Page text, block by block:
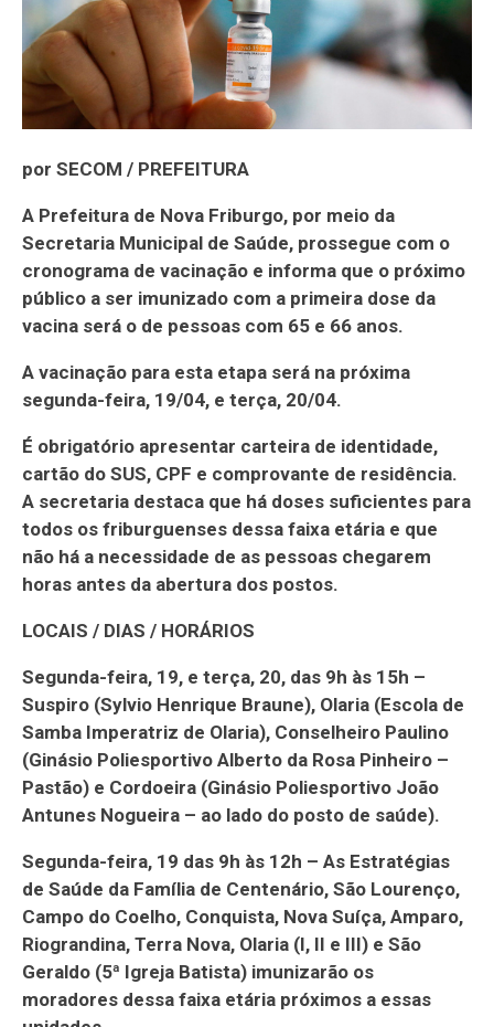
por SECOM / PREFEITURA
A Prefeitura de Nova Friburgo, por meio da
Secretaria Municipal de Saúde, prossegue com o
cronograma de vacinação e informa que o próximo
público a ser imunizado com a primeira dose da
vacina será o de pessoas com 65 e 66 anos.
A vacinação para esta etapa será na próxima
segunda-feira, 19/04, e terça, 20/04.
É obrigatório apresentar carteira de identidade,
cartão do SUS, CPF e comprovante de residência.
A secretaria destaca que há doses suficientes para
todos os friburguenses dessa faixa etária e que
não há a necessidade de as pessoas chegarem
horas antes da abertura dos postos.
LOCAIS / DIAS / HORÁRIOS
Segunda-feira, 19, e terça, 20, das 9h às 15h –
Suspiro (Sylvio Henrique Braune), Olaria (Escola de
Samba Imperatriz de Olaria), Conselheiro Paulino
(Ginásio Poliesportivo Alberto da Rosa Pinheiro –
Pastão) e Cordoeira (Ginásio Poliesportivo João
Antunes Nogueira – ao lado do posto de saúde).
Segunda-feira, 19 das 9h às 12h – As Estratégias
de Saúde da Família de Centenário, São Lourenço,
Campo do Coelho, Conquista, Nova Suíça, Amparo,
Riograndina, Terra Nova, Olaria (I, II e III) e São
Geraldo (5ª Igreja Batista) imunizarão os
moradores dessa faixa etária próximos a essas